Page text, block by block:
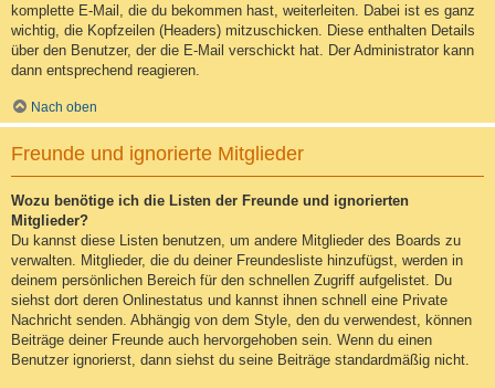
komplette E-Mail, die du bekommen hast, weiterleiten. Dabei ist es ganz
wichtig, die Kopfzeilen (Headers) mitzuschicken. Diese enthalten Details
über den Benutzer, der die E-Mail verschickt hat. Der Administrator kann
dann entsprechend reagieren.
Nach oben
Freunde und ignorierte Mitglieder
Wozu benötige ich die Listen der Freunde und ignorierten
Mitglieder?
Du kannst diese Listen benutzen, um andere Mitglieder des Boards zu
verwalten. Mitglieder, die du deiner Freundesliste hinzufügst, werden in
deinem persönlichen Bereich für den schnellen Zugriff aufgelistet. Du
siehst dort deren Onlinestatus und kannst ihnen schnell eine Private
Nachricht senden. Abhängig von dem Style, den du verwendest, können
Beiträge deiner Freunde auch hervorgehoben sein. Wenn du einen
Benutzer ignorierst, dann siehst du seine Beiträge standardmäßig nicht.